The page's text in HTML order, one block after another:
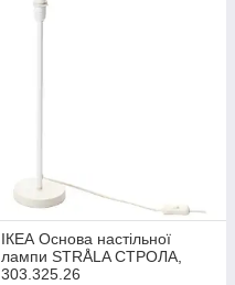
ІКЕА Основа настільної
лампи STRÅLA СТРОЛА,
303.325.26